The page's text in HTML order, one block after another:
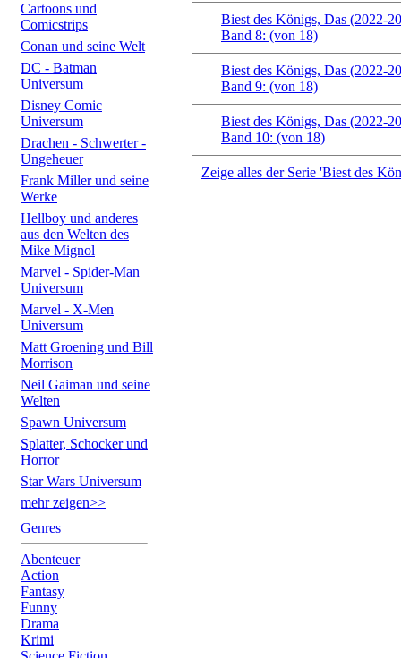
Cartoons und
Comicstrips
Conan und seine Welt
DC - Batman
Universum
Disney Comic
Universum
Drachen - Schwerter -
Ungeheuer
Frank Miller und seine
Werke
Hellboy und anderes
aus den Welten des
Mike Mignol
Marvel - Spider-Man
Universum
Marvel - X-Men
Universum
Matt Groening und Bill
Morrison
Neil Gaiman und seine
Welten
Spawn Universum
Splatter, Schocker und
Horror
Star Wars Universum
mehr zeigen>>
Genres
Abenteuer
Action
Fantasy
Funny
Drama
Krimi
Biest des Königs, Das (2022-
Band 8: (von 18)
Biest des Königs, Das (2022-
Band 9: (von 18)
Biest des Königs, Das (2022-
Band 10: (von 18)
Zeige alles der Serie 'Biest des